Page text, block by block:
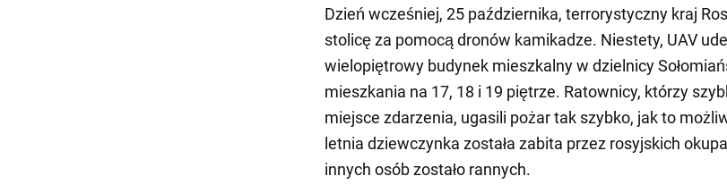
Dzień wcześniej, 25 października, terrorystyczny kraj
stolicę za pomocą dronów kamikadze. Niestety, UAV
wielopiętrowy budynek mieszkalny w dzielnicy
mieszkania na 17, 18 i 19 piętrze. Ratownicy, którzy
miejsce zdarzenia, ugasili pożar tak szybko, jak to
letnia dziewczynka została zabita przez rosyjskich
innych osób zostało rannych.